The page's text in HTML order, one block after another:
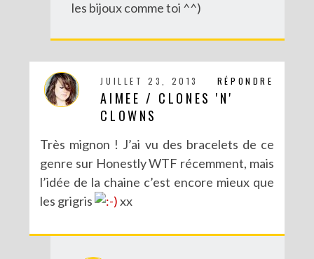
DIY : DÉGUISE TES CLÉS
les bijoux comme toi ^^)
RÉPONDRE
JUILLET 23, 2013
AIMEE / CLONES 'N'
CLOWNS
Très mignon ! J’ai vu des bracelets de ce
genre sur Honestly WTF récemment, mais
l’idée de la chaine c’est encore mieux que
les grigris
xx